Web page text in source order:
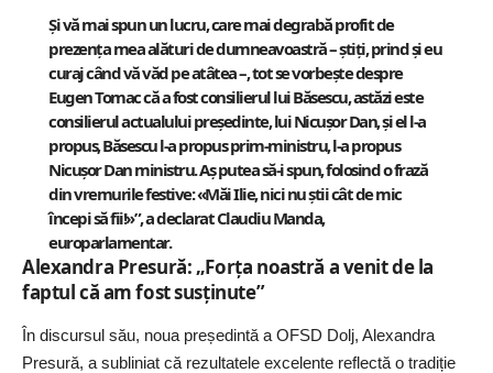
Și vă mai spun un lucru, care mai degrabă profit de
prezența mea alături de dumneavoastră – știți, prind și eu
curaj când vă văd pe atâtea –, tot se vorbește despre
Eugen Tomac că a fost consilierul lui Băsescu, astăzi este
consilierul actualului președinte, lui Nicușor Dan, și el l-a
propus, Băsescu l-a propus prim-ministru, l-a propus
Nicușor Dan ministru. Aș putea să-i spun, folosind o frază
din vremurile festive: «Măi Ilie, nici nu știi cât de mic
începi să fii!»”, a declarat Claudiu Manda,
europarlamentar.
Alexandra Presură: „Forța noastră a venit de la
faptul că am fost susținute”
În discursul său, noua președintă a OFSD Dolj, Alexandra
Presură, a subliniat că rezultatele excelente reflectă o tradiție